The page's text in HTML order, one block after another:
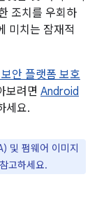
조치를 우회하
미치는 잠재적
안 플랫폼 보호
보려면 Android
세요.
및 펌웨어 이미지
고하세요.